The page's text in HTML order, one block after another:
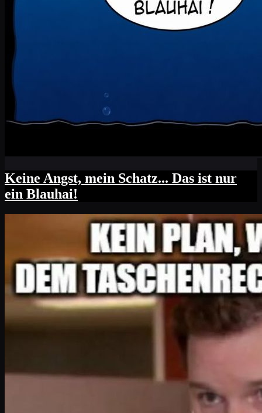
Keine Angst, mein Schatz... Das ist nur
ein Blauhai!